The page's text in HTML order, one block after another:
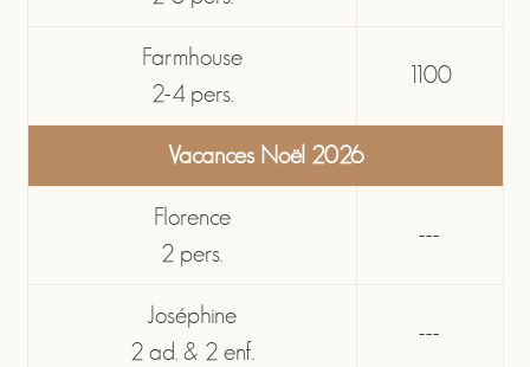
Farmhouse
2-4 pers.
1100
Vacances Noël 2026
Florence
2 pers.
---
Joséphine
2 ad. & 2 enf.
---